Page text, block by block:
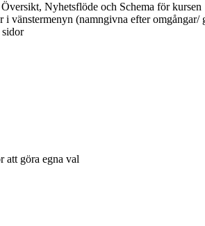
Nyhetsflöde och Schema för kursen
i vänstermenyn (namngivna efter omgångar/
att göra egna val